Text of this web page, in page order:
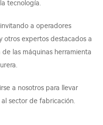
tecnología.
a operadores
otros expertos destacados a
las máquinas herramienta
a nosotros para llevar
sector de fabricación.